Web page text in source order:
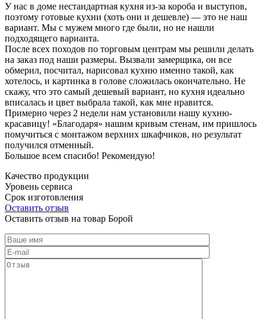
У нас в доме нестандартная кухня из-за короба и выступов,
поэтому готовые кухни (хоть они и дешевле) — это не наш
вариант. Мы с мужем много где были, но не нашли
подходящего варианта.
После всех походов по торговым центрам мы решили делать
на заказ под наши размеры. Вызвали замерщика, он все
обмерил, посчитал, нарисовал кухню именно такой, как
хотелось, и картинка в голове сложилась окончательно. Не
скажу, что это самый дешевый вариант, но кухня идеально
вписалась и цвет выбрала такой, как мне нравится.
Примерно через 2 недели нам установили нашу кухню-
красавицу! «Благодаря» нашим кривым стенам, им пришлось
помучиться с монтажом верхних шкафчиков, но результат
получился отменный.
Большое всем спасибо! Рекомендую!
Качество продукции
Уровень сервиса
Срок изготовления
Оставить отзыв
Оставить отзыв на товар Борой